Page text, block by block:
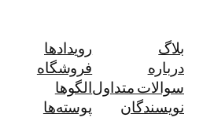
بلاگ
درباره
سوالات متداول
نویسندگان
رویدادها
فروشگاه
الگوها
پوسته‌ها